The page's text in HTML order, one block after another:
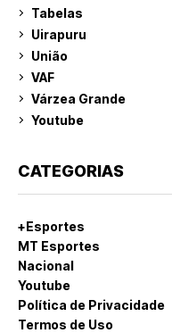
Tabelas
Uirapuru
União
VAF
Várzea Grande
Youtube
CATEGORIAS
+Esportes
MT Esportes
Nacional
Youtube
Política de Privacidade
Termos de Uso